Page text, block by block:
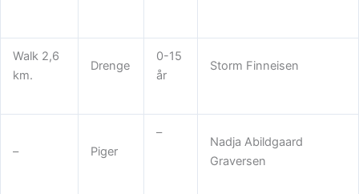
Walk 2,6
km.
Drenge
0-15
år
Storm Finneisen
– Piger
–
Nadja Abildgaard
Graversen